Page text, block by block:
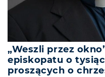
„Weszli przez
episkopatu o
proszących o